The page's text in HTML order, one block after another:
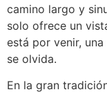
camino largo y
solo ofrece un
está por venir,
se olvida.
En la gran